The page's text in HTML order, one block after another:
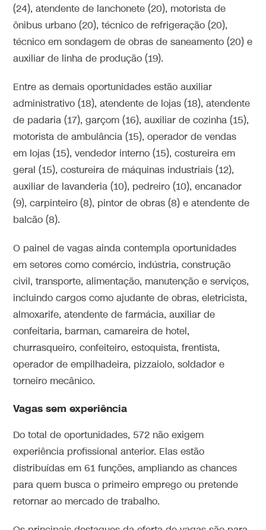
(24), atendente de lanchonete (20), motorista de
ônibus urbano (20), técnico de refrigeração (20),
técnico em sondagem de obras de saneamento (20) e
auxiliar de linha de produção (19).
Entre as demais oportunidades estão auxiliar
administrativo (18), atendente de lojas (18), atendente
de padaria (17), garçom (16), auxiliar de cozinha (15),
motorista de ambulância (15), operador de vendas
em lojas (15), vendedor interno (15), costureira em
geral (15), costureira de máquinas industriais (12),
auxiliar de lavanderia (10), pedreiro (10), encanador
(9), carpinteiro (8), pintor de obras (8) e atendente de
balcão (8).
O painel de vagas ainda contempla oportunidades
em setores como comércio, indústria, construção
civil, transporte, alimentação, manutenção e serviços,
incluindo cargos como ajudante de obras, eletricista,
almoxarife, atendente de farmácia, auxiliar de
confeitaria, barman, camareira de hotel,
churrasqueiro, confeiteiro, estoquista, frentista,
operador de empilhadeira, pizzaiolo, soldador e
torneiro mecânico.
Vagas sem experiência
Do total de oportunidades, 572 não exigem
experiência profissional anterior. Elas estão
distribuídas em 61 funções, ampliando as chances
para quem busca o primeiro emprego ou pretende
retornar ao mercado de trabalho.